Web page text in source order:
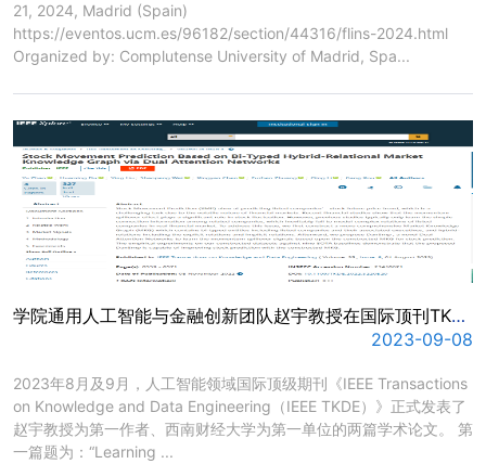
21, 2024, Madrid (Spain)
https://eventos.ucm.es/96182/section/44316/flins-2024.html
Organized by: Complutense University of Madrid, Spa...
学院通用人工智能与金融创新团队赵宇教授在国际顶刊TKDE发表两篇论文
2023-09-08
​2023年8月及9月，人工智能领域国际顶级期刊《IEEE Transactions
on Knowledge and Data Engineering（IEEE TKDE）》正式发表了
赵宇教授为第一作者、西南财经大学为第一单位的两篇学术论文。 第
一篇题为：“Learning ...